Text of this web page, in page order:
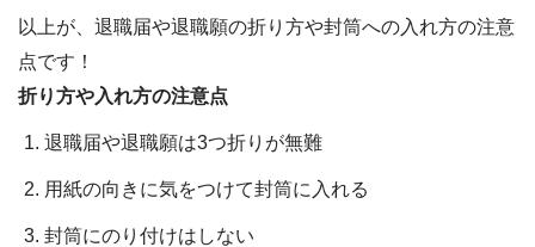
以上が、退職届や退職願の折り方や封筒への入れ方の注意
点です！
折り方や入れ方の注意点
退職届や退職願は3つ折りが無難
用紙の向きに気をつけて封筒に入れる
封筒にのり付けはしない